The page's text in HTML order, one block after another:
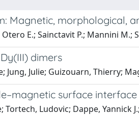
Magnetic, morphological,
E.; Sainctavit P.; Mannini M.;
dimers
Julie; Guizouarn, Thierry;
surface
Ludovic; Dappe, Yannick